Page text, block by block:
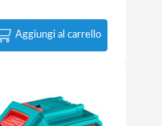
Aggiungi al carrello